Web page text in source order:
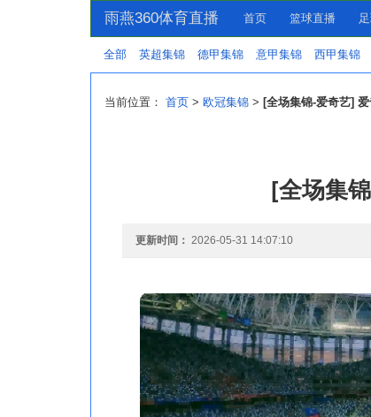
雨燕360体育直播 首页 篮球直播
全部 英超集锦 德甲集锦 意甲集锦 西甲集锦
当前位置： 首页 > 欧冠集锦 > [全场集锦-爱奇艺]
[全场集
更新时间： 2026-05-31 14:07:10